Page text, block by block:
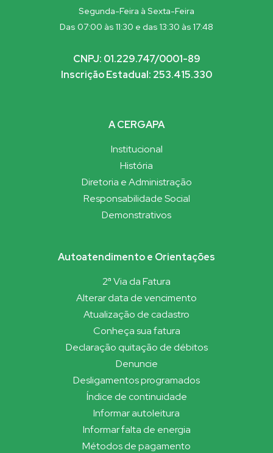
Segunda-Feira à Sexta-Feira
Das 07:00 às 11:30 e das 13:30 às 17:48
CNPJ: 01.229.747/0001-89
Inscrição Estadual: 253.415.330
A CERGAPA
Institucional
História
Diretoria e Administração
Responsabilidade Social
Demonstrativos
Autoatendimento e Orientações
2ª Via da Fatura
Alterar data de vencimento
Atualização de cadastro
Conheça sua fatura
Declaração quitação de débitos
Denuncie
Desligamentos programados
Índice de continuidade
Informar autoleitura
Informar falta de energia
Métodos de pagamento